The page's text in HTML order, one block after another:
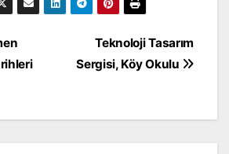
Teknoloji Tasarım
Sergisi, Köy Okulu